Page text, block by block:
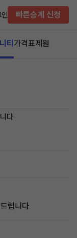
인 빠른승계 신청
티 가격표제원
다
립니다